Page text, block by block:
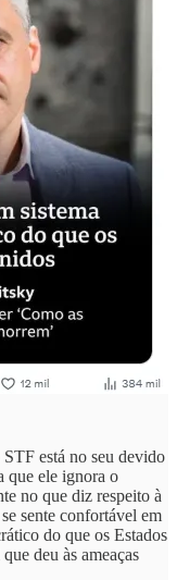
está no seu devido
que ele ignora o
no que diz respeito à
sente confortável em
do que os Estados
deu às ameaças